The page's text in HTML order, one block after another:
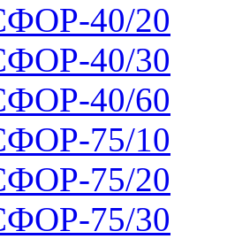
40/20
40/30
40/60
75/10
75/20
75/30